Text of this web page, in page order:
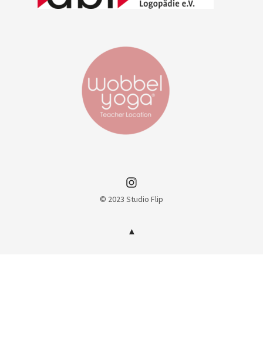
Instagram
© 2023 Studio Flip